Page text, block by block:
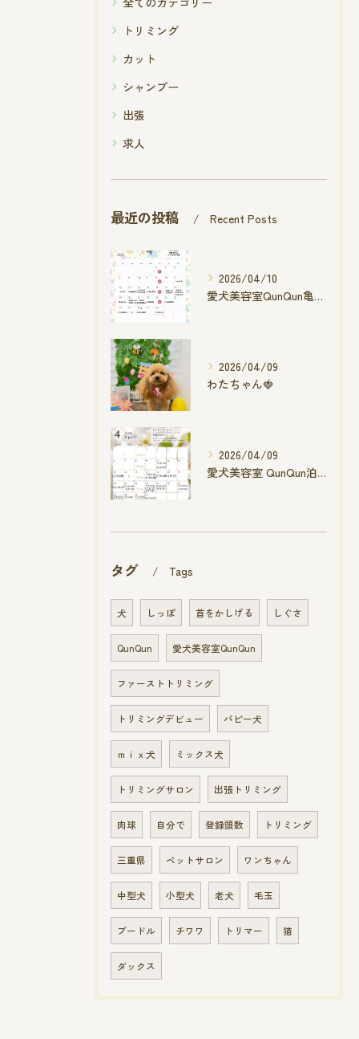
トリミング
カット
シャンプー
出張
求人
最近の投稿 Recent Posts
2026/04/10
愛犬美容室QunQun亀山エコー店
2026/04/09
わたちゃん🍓
2026/04/09
愛犬美容室 QunQun泊店 4月空き状況です
タグ Tags
犬 しっぽ 首をかしげる しぐさ
QunQun 愛犬美容室QunQun
ファーストトリミング
トリミングデビュー パピー犬
ｍｉｘ犬 ミックス犬
トリミングサロン 出張トリミング
肉球 自分で 登録頭数 トリミング
三重県 ペットサロン ワンちゃん
中型犬 小型犬 老犬 毛玉
プードル チワワ トリマー 猫
ダックス